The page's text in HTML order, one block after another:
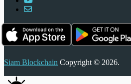
Siam Blockchain Copyright © 2026.